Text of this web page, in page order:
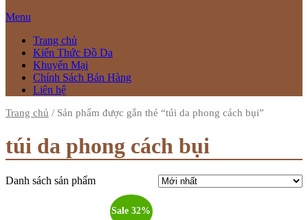
Menu
Trang chủ
Kiến Thức Đồ Da
Khuyến Mại
Chính Sách Bán Hàng
Liên hệ
Trang chủ / Sản phẩm được gắn thẻ “túi da phong cách bụi”
túi da phong cách bụi
Danh sách sản phẩm
Sale 32%